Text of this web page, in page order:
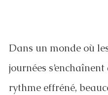
Dans un monde où
journées
rythme effréné,